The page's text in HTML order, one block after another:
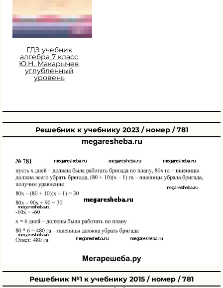
ГДЗ учебник
алгебра 7 класс
Ю.Н. Макарычев
углубленный
уровень
Решебник к учебнику 2023 / номер / 781
Решебник №1 к учебнику 2015 / номер / 781